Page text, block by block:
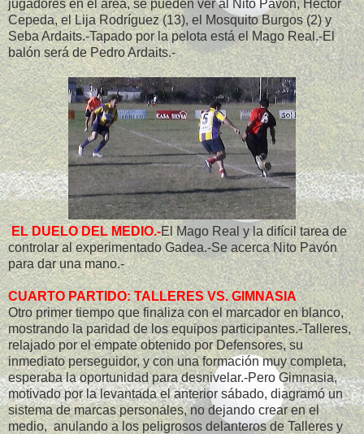
jugadores en el área, se pueden ver al Nito Pavón, Héctor
Cepeda, el Lija Rodríguez (13), el Mosquito Burgos (2) y
Seba Ardaits.-Tapado por la pelota está el Mago Real.-El
balón será de Pedro Ardaits.-
EL DUELO DEL MEDIO.-El Mago Real y la difícil tarea de
controlar al experimentado Gadea.-Se acerca Nito Pavón
para dar una mano.-
CUARTO PARTIDO: TALLERES VS. GIMNASIA
Otro primer tiempo que finaliza con el marcador en blanco,
mostrando la paridad de los equipos participantes.-Talleres,
relajado por el empate obtenido por Defensores, su
inmediato perseguidor, y con una formación muy completa,
esperaba la oportunidad para desnivelar.-Pero Gimnasia,
motivado por la levantada el anterior sábado, diagramó un
sistema de marcas personales, no dejando crear en el
medio, anulando a los peligrosos delanteros de Talleres y